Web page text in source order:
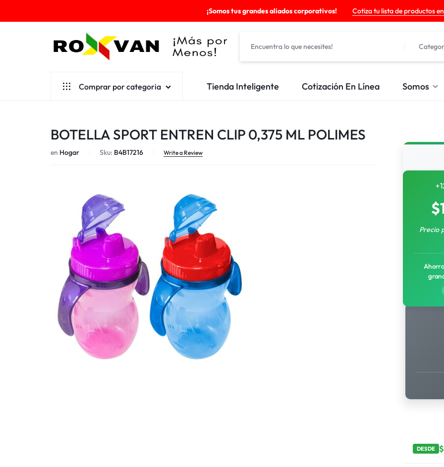
¡Somos tus grandes aliados corporativos! Cotiza tu lista de productos
¡MÁS
MENOS!
Comprar por categoria
Cafetería
Escolares
Ferretería
Herramientas
Hogar
Otros
Papelería
Tecnología
Todas las categorías
Tienda Inteligente Cotización En Línea Somos
BOTELLA SPORT ENTREN CLIP 0,375 ML POLIMES
en Hogar Sku: B4B17216 Write a Review
$
Precio
DESDE $